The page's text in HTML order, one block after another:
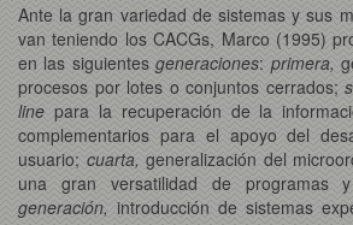
Ante la gran variedad de sistemas y sus
van teniendo los CACGs, Marco (1995)
en las siguientesgeneraciones: primera,
procesos por lotes o conjuntos cerrados;
line para la recuperación de la
complementarios para el apoyo del
usuario; cuarta, generalización del
una gran versatilidad de programas
generación, introducción de sistemas